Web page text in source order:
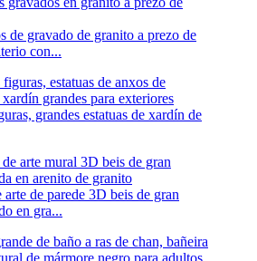
de gravado de granito a prezo de
con...
grandes estatuas de xardín de
arte de parede 3D beis de gran
en gra...